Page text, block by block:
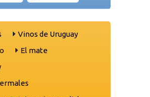
Vinos de Uruguay
El mate